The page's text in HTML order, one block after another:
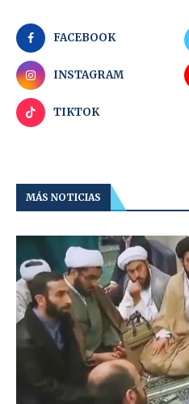
FACEBOOK
INSTAGRAM
TIKTOK
MÁS NOTICIAS